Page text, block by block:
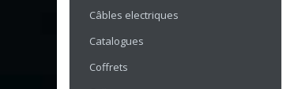
Câbles electriques
Catalogues
Coffrets